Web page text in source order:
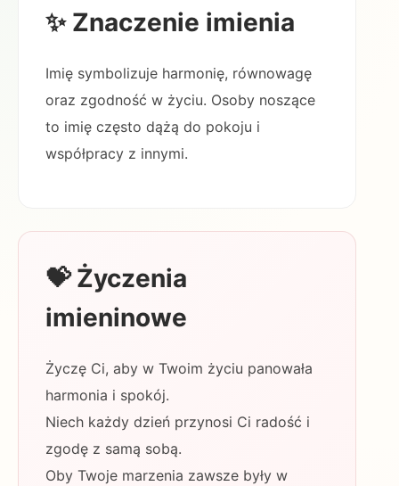
✨ Znaczenie imienia
Imię symbolizuje harmonię, równowagę
oraz zgodność w życiu. Osoby noszące
to imię często dążą do pokoju i
współpracy z innymi.
💝 Życzenia
imieninowe
Życzę Ci, aby w Twoim życiu panowała
harmonia i spokój.
Niech każdy dzień przynosi Ci radość i
zgodę z samą sobą.
Oby Twoje marzenia zawsze były w